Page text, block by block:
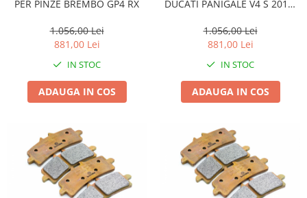
Ulei transmisie
Uleiuri hidraulice
Pipe si fise bujii
Incarcatoare acumulator baterie
Oglinzi moto
BMW Motorrad
Consumabile BMW Motorrad
Uleiuri si lichide moto
PER PINZE BREMBO GP4 RX
1.056,00 Lei
881,00 Lei
IN STOC
ADAUGA IN COS
DUCATI PANIGALE V4 S 2018-
1.056,00 Lei
881,00 Lei
IN STOC
ADAUGA IN COS